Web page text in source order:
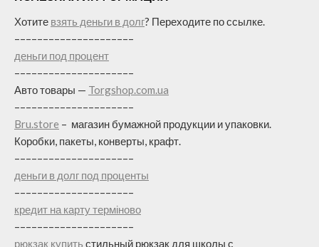
Хотите взять деньги в долг? Переходите по ссылке.
–––––––––––––––––––––
деньги под процент
–––––––––––––––––––––
Авто товары — Torgshop.com.ua
–––––––––––––––––––––
Bru.store – магазин бумажной продукции и упаковки.
Коробки, пакеты, конверты, крафт.
–––––––––––––––––––––
деньги в долг под проценты
–––––––––––––––––––––
кредит на карту терміново
–––––––––––––––––––––
рюкзак купить стильный рюкзак для школы с